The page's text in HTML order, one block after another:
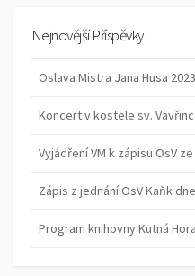
Nejnovější Příspěvky
Oslava Mistra Jana Husa 2023
Koncert v kostele sv.
Vyjádření VM k zápisu OsV
Zápis z jednání OsV Kaňk
Program knihovny Kutná